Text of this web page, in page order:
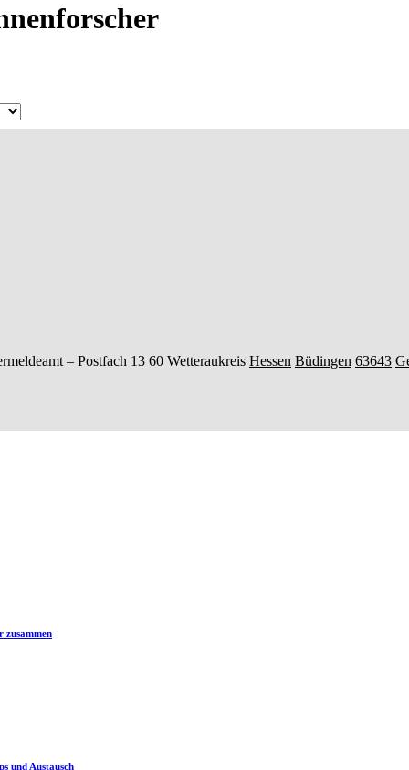
– Postfach 13 60 Wetteraukreis Hessen Büdingen 63643
zusammen
und Austausch